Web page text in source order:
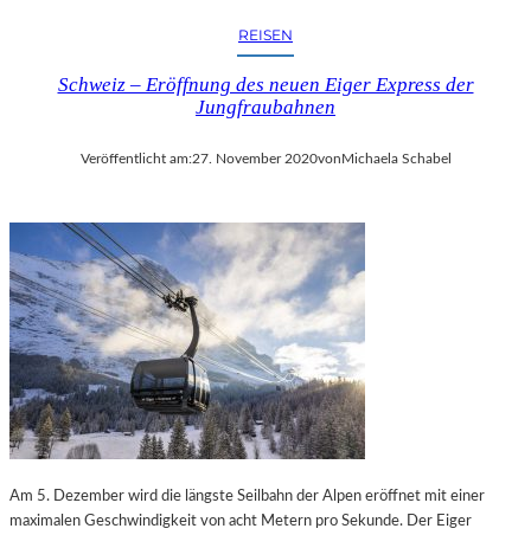
REISEN
Schweiz – Eröffnung des neuen Eiger Express der
Jungfraubahnen
Veröffentlicht am:27. November 2020von Michaela Schabel
Am 5. Dezember wird die längste Seilbahn der Alpen eröffnet mit einer
maximalen Geschwindigkeit von acht Metern pro Sekunde. Der Eiger